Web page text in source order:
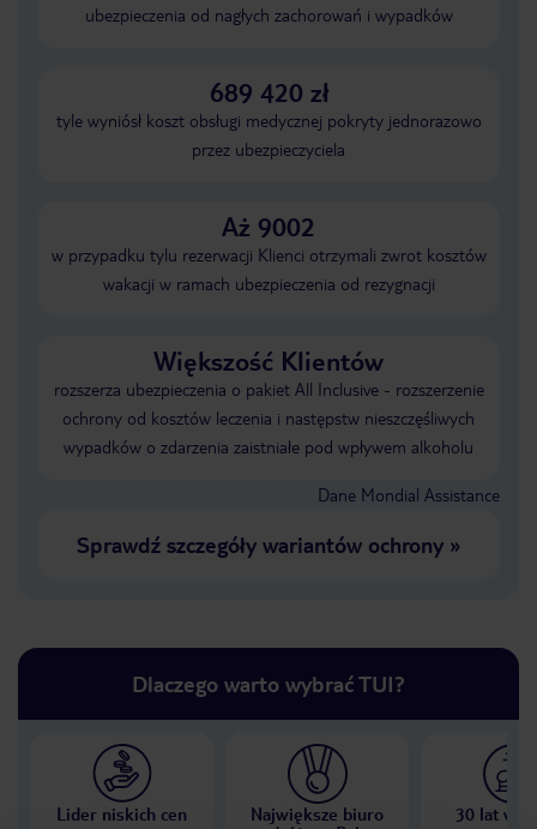
ubezpieczenia od nagłych zachorowań i wypadków
689 420 zł
tyle wyniósł koszt obsługi medycznej pokryty jednorazowo
przez ubezpieczyciela
Aż 9002
w przypadku tylu rezerwacji Klienci otrzymali zwrot kosztów
wakacji w ramach ubezpieczenia od rezygnacji
Większość Klientów
rozszerza ubezpieczenia o pakiet All Inclusive - rozszerzenie
ochrony od kosztów leczenia i następstw nieszczęśliwych
wypadków o zdarzenia zaistniałe pod wpływem alkoholu
Dane Mondial Assistance
Sprawdź szczegóły wariantów ochrony»
Dlaczego warto wybrać TUI?
Lider niskich cen
Największe biuro
30 lat w